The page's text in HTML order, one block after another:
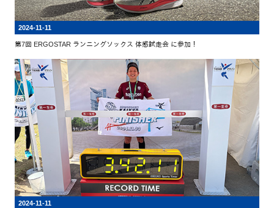
2024-11-11
第7回 ERGOSTAR ランニングソックス 体感試走会 に参加！
2024-11-11